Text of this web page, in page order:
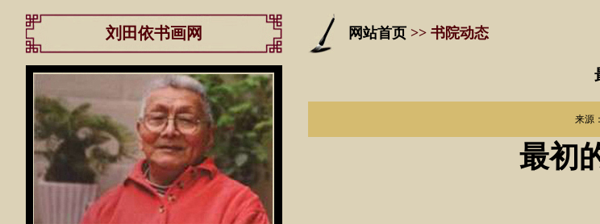
刘田依书画网 网站首页 >> 书院动态
来源
最初